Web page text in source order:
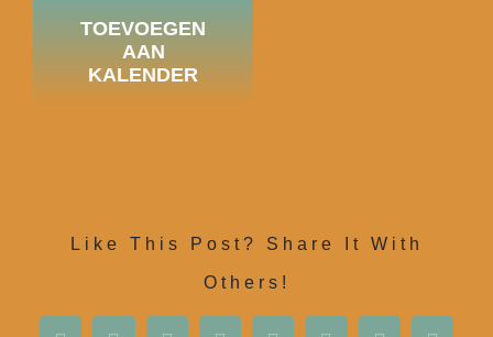
TOEVOEGEN
AAN
KALENDER
Like This Post? Share It With
Others!